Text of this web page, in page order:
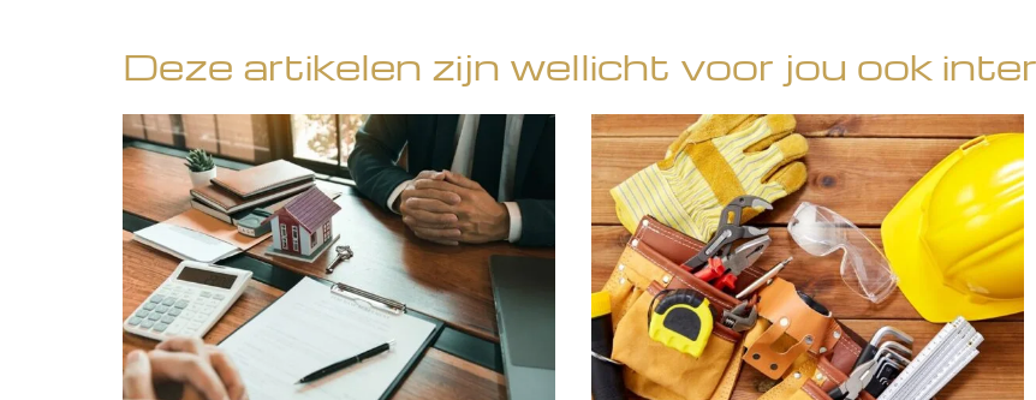
Deze artikelen zijn wellicht voor jou ook